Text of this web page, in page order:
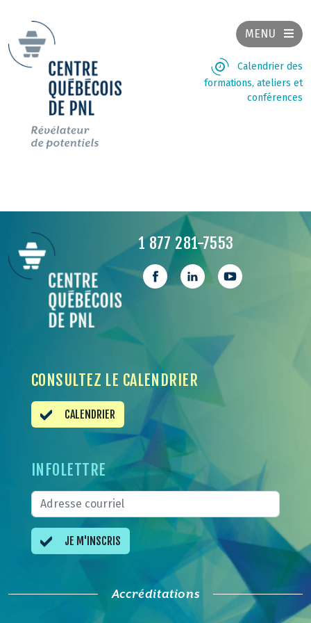
MENU
Calendrier des
formations, ateliers et
conférences
1 877 281-7553
CONSULTEZ LE CALENDRIER
CALENDRIER
INFOLETTRE
JE M'INSCRIS
Accréditations